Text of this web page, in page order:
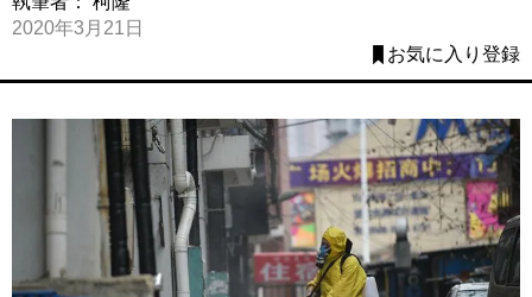
2020年3月21日
お気に入り登録